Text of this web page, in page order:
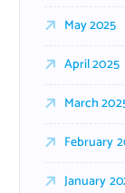
May 2025
April 2025
March
February
January